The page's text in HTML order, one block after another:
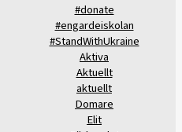
#donate
#engardeiskolan
#StandWithUkraine
Aktiva
Aktuellt
aktuellt
Domare
Elit